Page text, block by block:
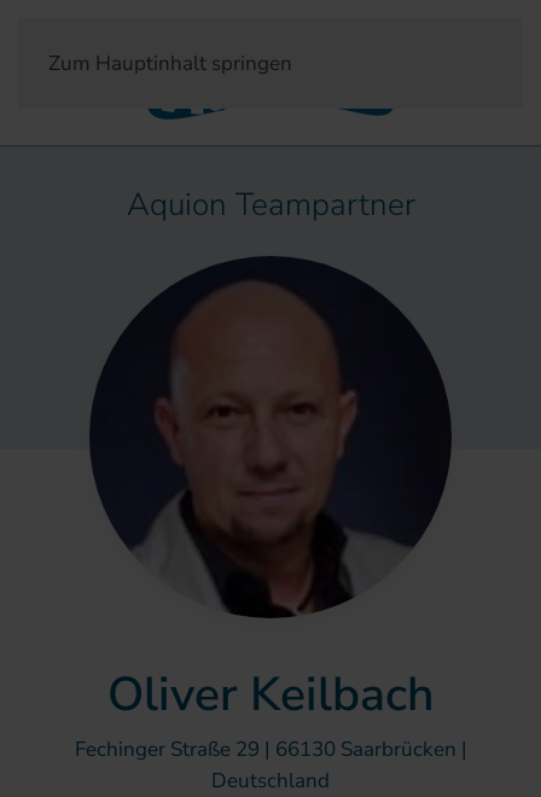
Zum Hauptinhalt springen
Aquion Teampartner
Oliver Keilbach
Fechinger Straße 29 | 66130 Saarbrücken |
Deutschland